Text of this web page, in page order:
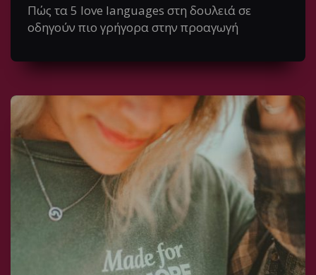
Πώς τα 5 love languages στη δουλειά σε
οδηγούν πιο γρήγορα στην προαγωγή